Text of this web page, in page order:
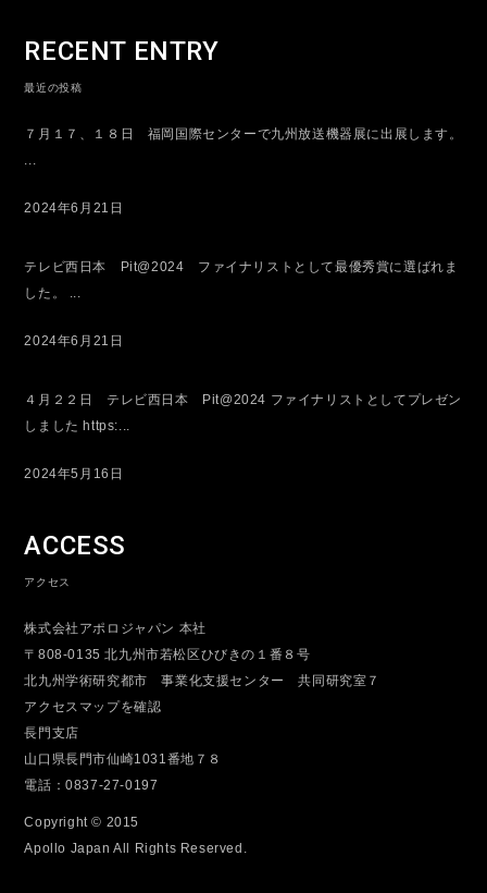
RECENT ENTRY
最近の投稿
７月１７、１８日 福岡国際センターで九州放送機器展に出展します。
...
2024年6月21日
テレビ西日本 Pit@2024 ファイナリストとして最優秀賞に選ばれま
した。 ...
2024年6月21日
４月２２日 テレビ西日本 Pit@2024 ファイナリストとしてプレゼン
しました https:...
2024年5月16日
ACCESS
アクセス
株式会社アポロジャパン 本社
〒808-0135 北九州市若松区ひびきの１番８号
北九州学術研究都市 事業化支援センター 共同研究室７
アクセスマップを確認
長門支店
山口県長門市仙崎1031番地７８
電話：0837-27-0197
Copyright © 2015
Apollo Japan All Rights Reserved.